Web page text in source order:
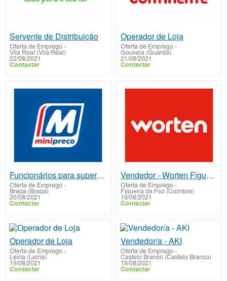
Servente de Distribuição
Oferta de Emprego-
Vila Real (Vila Real)
22/08/2021
Contactar
Operador de Loja
Oferta de Emprego-
Gouveia (Guarda)
21/08/2021
Contactar
Funcionários para supermercado
Oferta de Emprego-
Braga (Braga)
20/08/2021
Contactar
Vendedor - Worten Figueira da Foz
Oferta de Emprego-
Figueira da Foz (Coimbra)
19/08/2021
Contactar
Operador de Loja
Oferta de Emprego-
Leiria (Leiria)
19/08/2021
Contactar
Vendedor/a - AKI
Oferta de Emprego-
Castelo Branco (Castelo Branco)
19/08/2021
Contactar